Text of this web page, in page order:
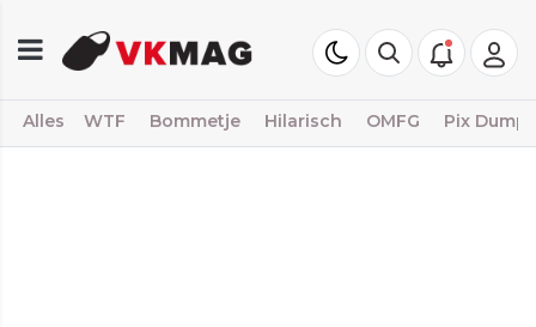
Alles WTF Bommetje Hilarisch OMFG Pix Dump